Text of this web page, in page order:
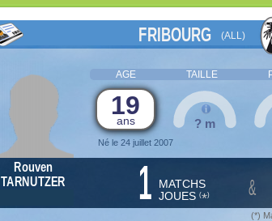
FRIBOURG (ALL)
AGE TAILLE
19
ans
Né le 24 juillet 2007
? m
Rouven
TARNUTZER
1 MATCHS
JOUES (*) &
(*)